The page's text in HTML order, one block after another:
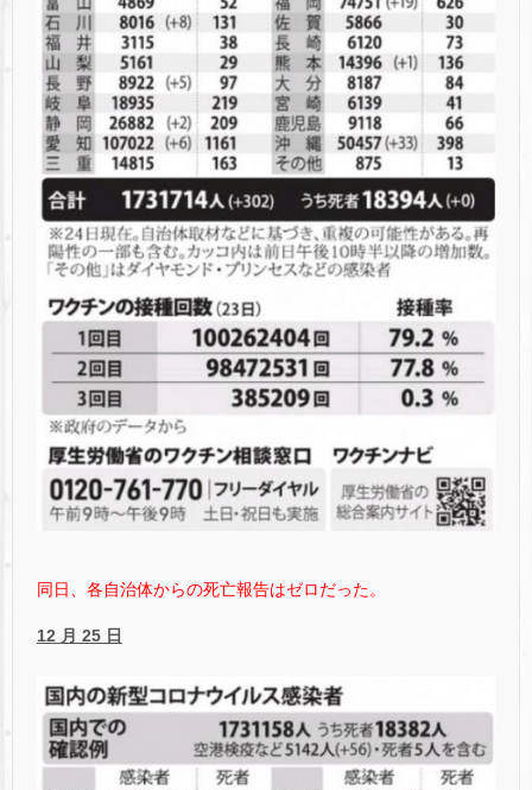
同日、各自治体からの死亡報告はゼロだった。
12 月 25 日